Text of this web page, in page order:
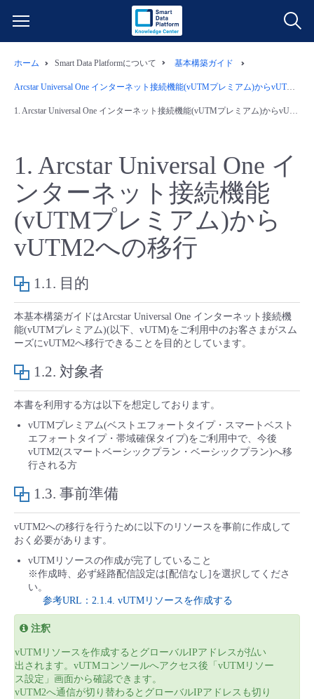
データ利活用
ネットワーク
IoT
サポート
管理機能
すべてのメニューを見る
よくある質問
クラウド/サーバー
ネットワーク
モニタリング/監査
サポート
管理機能
すべてのメニューを見る
料金シミュレーター
データ利活用
ネットワーク
モニタリング/監査
サポート
すべてのメニューを見る
ご利用開始ガイド
■ 管理機能
■ セットアップガイド
- 初期設定・確認
- ユーザー機能の管理
- APIリファレンス
■ 基本構築ガイド
- クラウド / サーバー
- Flexible InterConnect
- Flexible Remote Access
- セキュリティ・監査
- データと分析
- マルチクラウド利用
- リモートワーク
- その他
故障/メンテナンス情報
サービス稼働状況
故障/メンテナンス履歴
メンテナンス予定
定期メンテナンス
パートナー
販売パートナー向けプログラム
協業パートナー
脱炭素化
ホーム Smart Data Platformについて 基本構築ガイド
Arcstar Universal One インターネット接続機能(vUTMプレミアム)からvUTM2への移行
1. Arcstar Universal One インターネット接続機能(vUTMプレミアム)からvUTM2への移行
1. Arcstar Universal One イ
ンターネット接続機能
(vUTMプレミアム)から
vUTM2への移行
1.1. 目的
本基本構築ガイドはArcstar Universal One インターネット接続機
能(vUTMプレミアム)(以下、vUTM)をご利用中のお客さまがスム
ーズにvUTM2へ移行できることを目的としています。
1.2. 対象者
本書を利用する方は以下を想定しております。
vUTMプレミアム(ベストエフォートタイプ・スマートベスト
エフォートタイプ・帯域確保タイプ)をご利用中で、今後
vUTM2(スマートベーシックプラン・ベーシックプラン)へ移
行される方
1.3. 事前準備
vUTM2への移行を行うために以下のリソースを事前に作成して
おく必要があります。
vUTMリソースの作成が完了していること
※作成時、必ず経路配信設定は[配信なし]を選択してくださ
い。
参考URL：2.1.4. vUTMリソースを作成する
注釈
vUTMリソースを作成するとグローバルIPアドレスが払い
出されます。vUTMコンソールへアクセス後「vUTMリソー
ス設定」画面から確認できます。
vUTM2へ通信が切り替わるとグローバルIPアドレスも切り